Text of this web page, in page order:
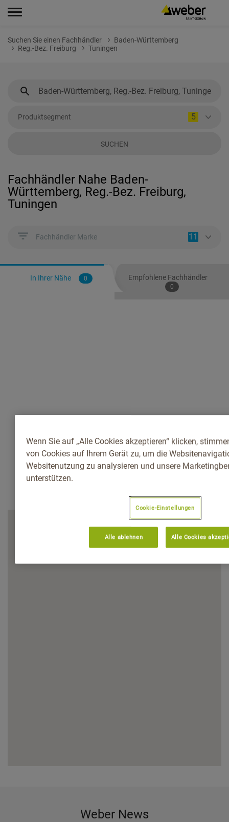
Suchen Sie einen Fachhändler
Baden-Württemberg
Reg.-Bez. Freiburg
Tuningen
Produktsegment 5
SUCHEN
Fachhändler Nahe Baden-
Württemberg, Reg.-Bez. Freiburg,
Tuningen
Fachhändler Marke 11
In Ihrer Nähe 0 Empfohlene Fachhändler
0
Weber News
Wenn Sie auf „Alle Cookies akzeptieren“ klicken,
von Cookies auf Ihrem Gerät zu, um die
Websitenutzung zu analysieren und unsere
unterstützen.
Cookie-Einstellungen
Alle ablehnen Alle Cookies